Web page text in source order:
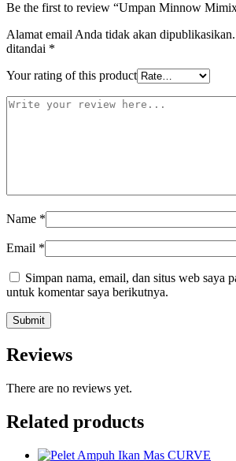
Be the first to review “Umpan Minnow
Alamat email Anda tidak akan dipublikasikan.
ditandai *
Your rating of this product
Name *
Email *
Simpan nama, email, dan situs web saya
untuk komentar saya berikutnya.
Reviews
There are no reviews yet.
Related products